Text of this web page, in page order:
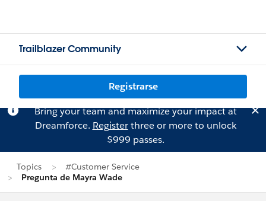
Trailblazer Community
Registrarse
Bring your team and maximize your impact at
Dreamforce. Registerthree or more to unlock
$999 passes.
Topics
#Customer Service
Pregunta de Mayra Wade